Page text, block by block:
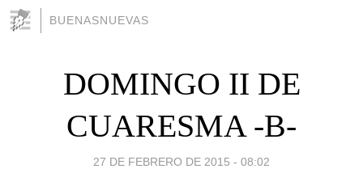
BUENASNUEVAS
DOMINGO II DE
CUARESMA -B-
27 DE FEBRERO DE 2015 - 08:02